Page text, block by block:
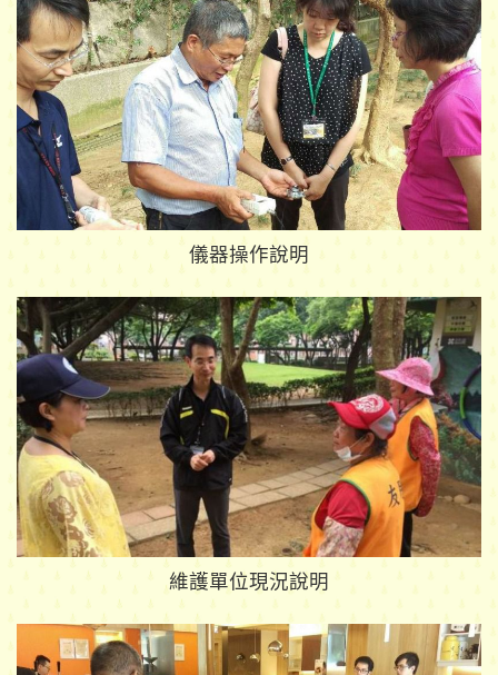
儀器操作說明
維護單位現況說明